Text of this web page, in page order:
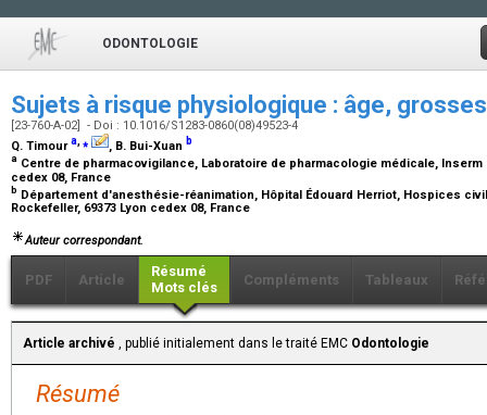
ODONTOLOGIE
Sujets à risque physiologique : âge,
[23-760-A-02] - Doi : 10.1016/S1283-0860(08)49523-4
Q. Timoura,⁎ , B. Bui-Xuan b
a Centre de pharmacovigilance, Laboratoire de pharmacologie médicale, Inserm
cedex 08, France
b Département d'anesthésie-réanimation, Hôpital Édouard Herriot, Hospices
Rockefeller, 69373 Lyon cedex 08, France
Auteur correspondant.
PDF Article
Résumé
Mots clés
Compléments Tableaux
Article archivé , publié initialement dans le traité EMC Odontologie
Résumé